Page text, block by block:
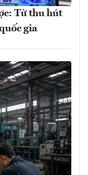
Từ thu hút
gia